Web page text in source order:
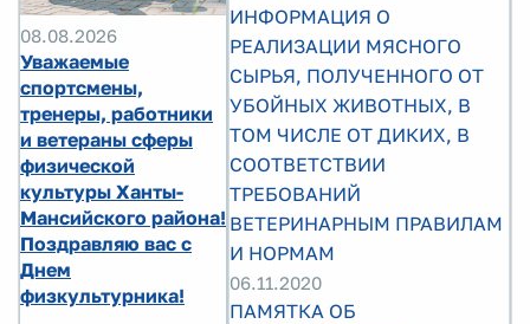
08.08.2026
Уважаемые
спортсмены,
тренеры, работники
и ветераны сферы
физической
культуры Ханты-
Мансийского района!
Поздравляю вас с
Днем
физкультурника!
ИНФОРМАЦИЯ О
РЕАЛИЗАЦИИ МЯСНОГО
СЫРЬЯ, ПОЛУЧЕННОГО ОТ
УБОЙНЫХ ЖИВОТНЫХ, В
ТОМ ЧИСЛЕ ОТ ДИКИХ, В
СООТВЕТСТВИИ
ТРЕБОВАНИЙ
ВЕТЕРИНАРНЫМ ПРАВИЛАМ
И НОРМАМ
06.11.2020
ПАМЯТКА ОБ